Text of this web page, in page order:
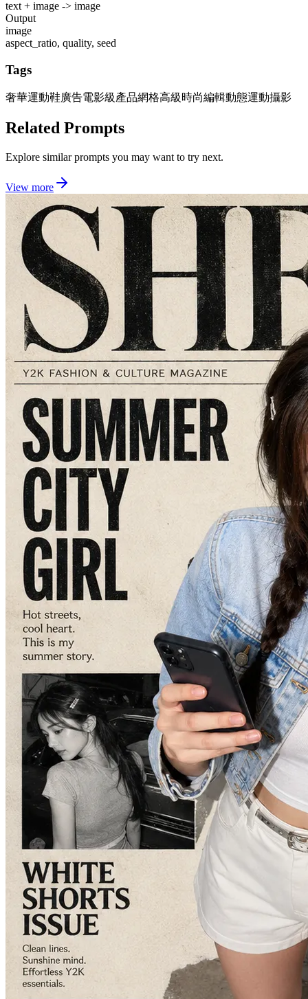
text + image -> image
Output
image
aspect_ratio, quality, seed
Tags
奢華運動鞋廣告電影級產品網格高級時尚編輯動態運動攝影
Related Prompts
Explore similar prompts you may want to try next.
View more